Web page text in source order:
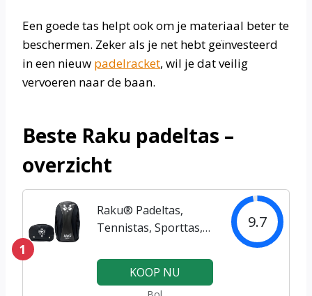
Een goede tas helpt ook om je materiaal beter te
beschermen. Zeker als je net hebt geïnvesteerd
in een nieuw padelracket, wil je dat veilig
vervoeren naar de baan.
Beste Raku padeltas –
overzicht
1
Raku® Padeltas,
Tennistas, Sporttas,
dames – Meerdere
vakken – Zwart | 30L
9.7
KOOP NU